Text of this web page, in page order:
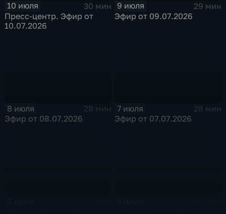
10 июля
30 мин
Пресс-центр. Эфир от
10.07.2026
9 июля
29 мин
Эфир от 09.07.2026
8 июля
28 мин
Эфир от 08.07.2026
7 июля
28 мин
Эфир от 07.07.2026